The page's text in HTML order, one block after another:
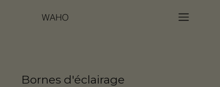
WAHO
Bornes d'éclairage